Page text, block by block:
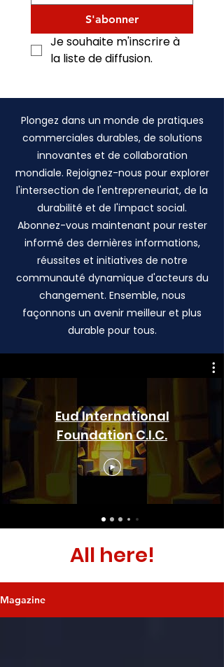
S'abonner
Je souhaite m'inscrire à
la liste de diffusion.
Plongez dans un monde de pratiques
commerciales durables, de solutions
innovantes et de collaboration
mondiale. Rejoignez-nous pour explorer
l'intersection de l'entrepreneuriat, de la
durabilité et de l'impact social.
Abonnez-vous maintenant pour rester
informé des dernières informations,
réussites et initiatives de notre
communauté dynamique d'acteurs du
changement. Ensemble, nous
façonnons un avenir meilleur et plus
durable pour tous.
Eud International
Foundation C.I.C.
All here!
Magazine